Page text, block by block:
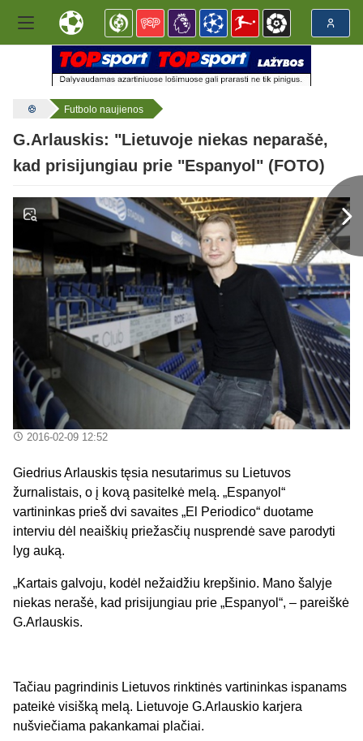
Futbolo naujienos
G.Arlauskis: "Lietuvoje niekas neparašė,
kad prisijungiau prie "Espanyol" (FOTO)
2016-02-09 12:52
Giedrius Arlauskis tęsia nesutarimus su Lietuvos
žurnalistais, o į kovą pasitelkė melą. „Espanyol“
vartininkas prieš dvi savaites „El Periodico“ duotame
interviu dėl neaiškių priežasčių nusprendė save parodyti
lyg auką.
„Kartais galvoju, kodėl nežaidžiu krepšinio. Mano šalyje
niekas nerašė, kad prisijungiau prie „Espanyol“, – pareiškė
G.Arlauskis.
Tačiau pagrindinis Lietuvos rinktinės vartininkas ispanams
pateikė visišką melą. Lietuvoje G.Arlauskio karjera
nušviečiama pakankamai plačiai.